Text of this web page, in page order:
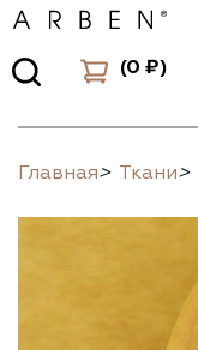
(0 ₽)
Главная> Ткани>